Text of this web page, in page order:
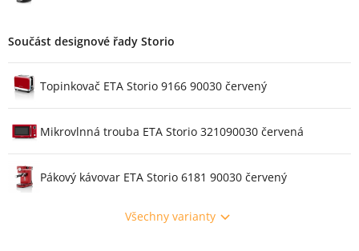
Součást designové řady Storio
Topinkovač ETA Storio 9166 90030 červený
Mikrovlnná trouba ETA Storio 321090030 červená
Pákový kávovar ETA Storio 6181 90030 červený
Všechny varianty